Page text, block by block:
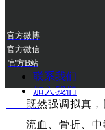
得确保万无一
近有人，处境将
既然强调拟真
流血、骨折、
官方微博
官方微信
官方B站
联系我们
加入我们
UCG商城